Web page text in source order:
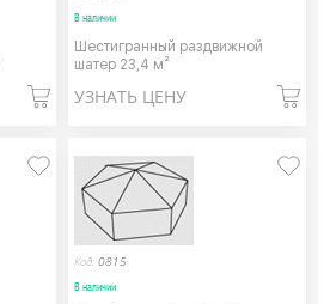
В наличии
Шестигранный раздвижной
шатер 23,4 м²
УЗНАТЬ ЦЕНУ
Код: 0815
В наличии